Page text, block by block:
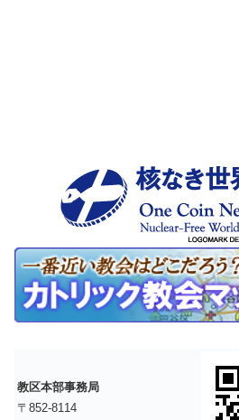
教区本部事務局
〒852-8114